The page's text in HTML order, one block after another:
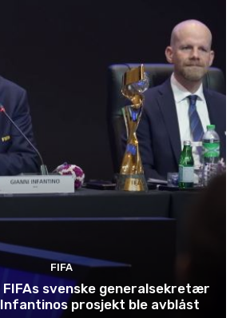
FIFA
svenske generalsekretær
prosjekt ble avblåst